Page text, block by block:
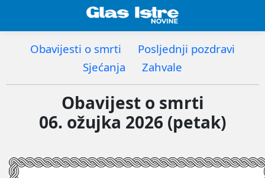
Obavijesti o smrti
Posljednji pozdravi
Sjećanja
Zahvale
Obavijest o smrti
06. ožujka 2026 (petak)